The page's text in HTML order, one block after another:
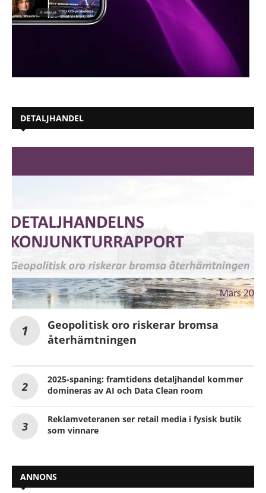
DETALJHANDEL
Geopolitisk oro riskerar bromsa
återhämtningen
2025-spaning: framtidens detaljhandel kommer
domineras av AI och Data Clean room
Reklamveteranen ser retail media i fysisk butik
som vinnare
ANNONS